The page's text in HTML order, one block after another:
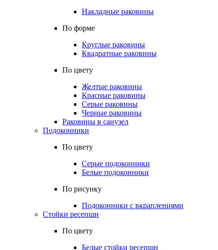
Накладные раковины
По форме
Круглые раковины
Квадратные раковины
По цвету
Желтые раковины
Красные раковины
Серые раковины
Черные раковины
Раковины в санузел
Подоконники
По цвету
Серые подоконники
Белые подоконники
По рисунку
Подоконники с вкраплениями
Стойки ресепшн
По цвету
Белые стойки ресепшн